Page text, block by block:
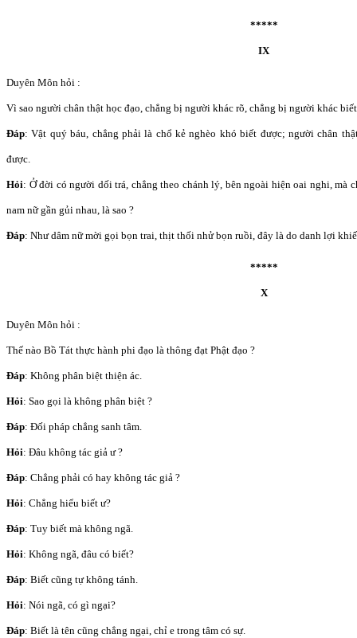
*****
IX
Duyên Môn hỏi :
Vì sao người chân thật học đạo, chẳng bị người khác rõ, chẳng bị người khác
Đáp: Vật quý báu, chẳng phải là chổ kẻ nghèo khó biết được; người chân
được.
Hỏi: Ở đời có người dối trá, chẳng theo chánh lý, bên ngoài hiện oai nghi, mà
nam nữ gần gủi nhau, là sao ?
Đáp: Như dâm nữ mời gọi bọn trai, thịt thối nhử bọn ruồi, đây là do danh lợi
*****
X
Duyên Môn hỏi :
Thế nào Bồ Tát thực hành phi đạo là thông đạt Phật đạo ?
Đáp: Không phân biệt thiện ác.
Hỏi: Sao gọi là không phân biệt ?
Đáp: Đối pháp chẳng sanh tâm.
Hỏi: Đâu không tác giả ư ?
Đáp: Chẳng phải có hay không tác giả ?
Hỏi: Chẳng hiểu biết ư?
Đáp: Tuy biết mà không ngã.
Hỏi: Không ngã, đâu có biết?
Đáp: Biết cũng tự không tánh.
Hỏi: Nói ngã, có gì ngại?
Đáp: Biết là tên cũng chẳng ngại, chỉ e trong tâm có sự.